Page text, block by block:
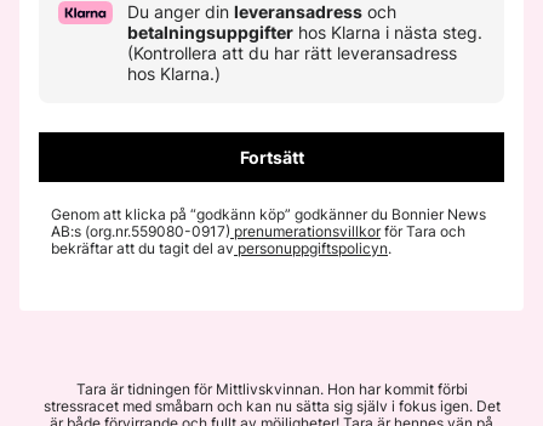
Du anger din leveransadress och
betalningsuppgifter hos Klarna i nästa steg.
(Kontrollera att du har rätt leveransadress
hos Klarna.)
Fortsätt
Genom att klicka på “godkänn köp” godkänner du Bonnier News
AB:s (org.nr.559080-0917) prenumerationsvillkorför Tara och
bekräftar att du tagit del av personuppgiftspolicyn.
Tara är tidningen för Mittlivskvinnan. Hon har kommit förbi
stressracet med småbarn och kan nu sätta sig själv i fokus igen. Det